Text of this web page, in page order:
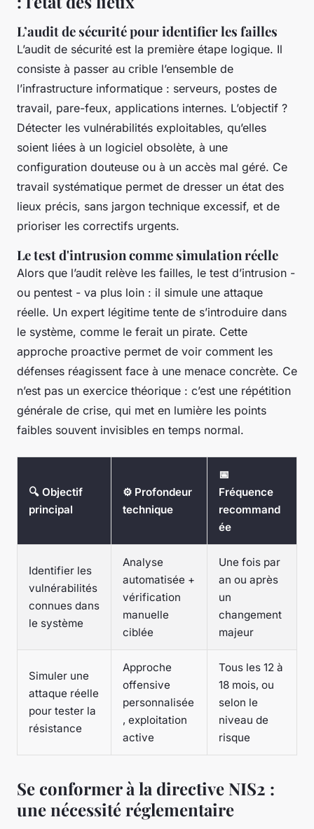
L’audit de sécurité pour identifier les failles
L’audit de sécurité est la première étape logique. Il
consiste à passer au crible l’ensemble de
l’infrastructure informatique : serveurs, postes de
travail, pare-feux, applications internes. L’objectif ?
Détecter les vulnérabilités exploitables, qu’elles
soient liées à un logiciel obsolète, à une
configuration douteuse ou à un accès mal géré. Ce
travail systématique permet de dresser un état des
lieux précis, sans jargon technique excessif, et de
prioriser les correctifs urgents.
Le test d'intrusion comme simulation réelle
Alors que l’audit relève les failles, le test d’intrusion -
ou pentest - va plus loin : il simule une attaque
réelle. Un expert légitime tente de s’introduire dans
le système, comme le ferait un pirate. Cette
approche proactive permet de voir comment les
défenses réagissent face à une menace concrète. Ce
n’est pas un exercice théorique : c’est une répétition
générale de crise, qui met en lumière les points
faibles souvent invisibles en temps normal.
🔍 Objectif
principal
⚙️ Profondeur
technique
📅
Fréquence
recommand
ée
Identifier les
vulnérabilités
connues dans
le système
Analyse
automatisée +
vérification
manuelle
ciblée
Une fois par
an ou après
un
changement
majeur
Simuler une
attaque réelle
pour tester la
résistance
Approche
offensive
personnalisée
, exploitation
active
Tous les 12 à
18 mois, ou
selon le
niveau de
risque
Se conformer à la directive NIS2 :
une nécessité réglementaire